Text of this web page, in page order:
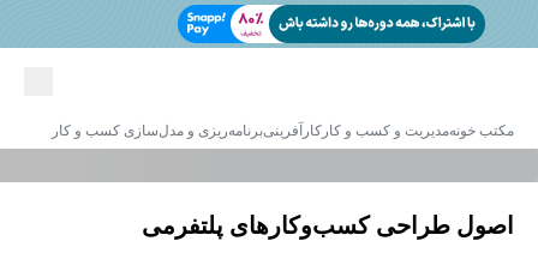
مکتب خونهمدیریت و کسب و کار کارآفرینیبرنامه‌ریزی و مدل‌سازی کسب و کار
اصول طراحی کسب‌وکارهای پلتفرمی